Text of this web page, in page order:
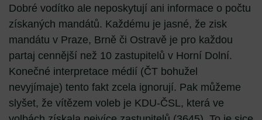
Dobré vodítko ale neposkytují ani informace o počtu
získaných mandátů. Každému je jasné, že zisk
mandátu v Praze, Brně či Ostravě je pro každou
partaj cennější než 10 zastupitelů v Horní Dolní.
Konečné interpretace médií (ČT bohužel
nevyjímaje) tento fakt zcela ignorují. Pak můžeme
slyšet, že vítězem voleb je KDU-ČSL, která ve